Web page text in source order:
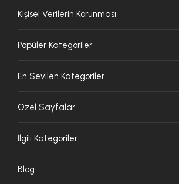
Kişisel Verilerin Korunması
Popüler Kategoriler
En Sevilen Kategoriler
Özel Sayfalar
İlgili Kategoriler
Blog